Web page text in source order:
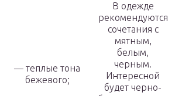
— теплые тона
бежевого;
В одежде
рекомендуются
сочетания с
мятным,
белым,
черным.
Интересной
будет черно-